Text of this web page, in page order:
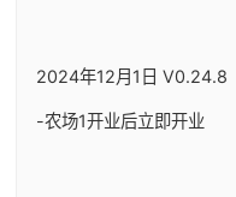
2024年12月1日 V0.24.8
-农场1开业后立即开业